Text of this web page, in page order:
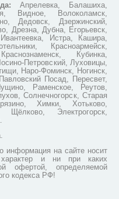
Апрелевка, Балашиха,
Видное, Волоколамск,
Дедовск, Дзержинский,
Дрезна, Дубна, Егорьевск,
Истра, Кашира,
Красноармейск,
Кубинка,
Петровский, Луховицы,
Наро-Фоминск, Ногинск,
Посад, Пересвет,
Раменское, Реутов,
Солнечногорск, Старая
Химки, Хотьково,
Электрогорск,
информация на сайте носит
характер и ни при каких
офертой, определяемой
кодекса РФ!